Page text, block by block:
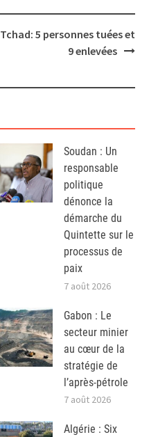
Tchad: 5 personnes tuées et
9 enlevées
Soudan : Un
responsable
politique
dénonce la
démarche du
Quintette sur le
processus de
paix
7 août 2026
Gabon : Le
secteur minier
au cœur de la
stratégie de
l’après-pétrole
7 août 2026
Algérie : Six